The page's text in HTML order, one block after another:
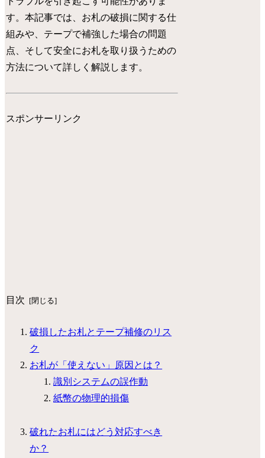
す。本記事では、お札の破損に関する仕
組みや、テープで補強した場合の問題
点、そして安全にお札を取り扱うための
方法について詳しく解説します。
スポンサーリンク
目次
破損したお札とテープ補修のリス
ク
お札が「使えない」原因とは？
識別システムの誤作動
紙幣の物理的損傷
破れたお札にはどう対応すべき
か？